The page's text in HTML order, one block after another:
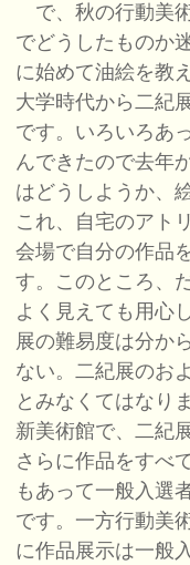
で、秋の行動美
でどうしたものか
に始めて油絵を教
大学時代から二紀
です。いろいろあ
んできたので去年
はどうしようか、
これ、自宅のアト
会場で自分の作品
す。このところ、
よく見えても用心
展の難易度は分か
ない。二紀展のお
とみなくてはなり
新美術館で、二紀
さらに作品をすべ
もあって一般入選
です。一方行動美
に作品展示は一般